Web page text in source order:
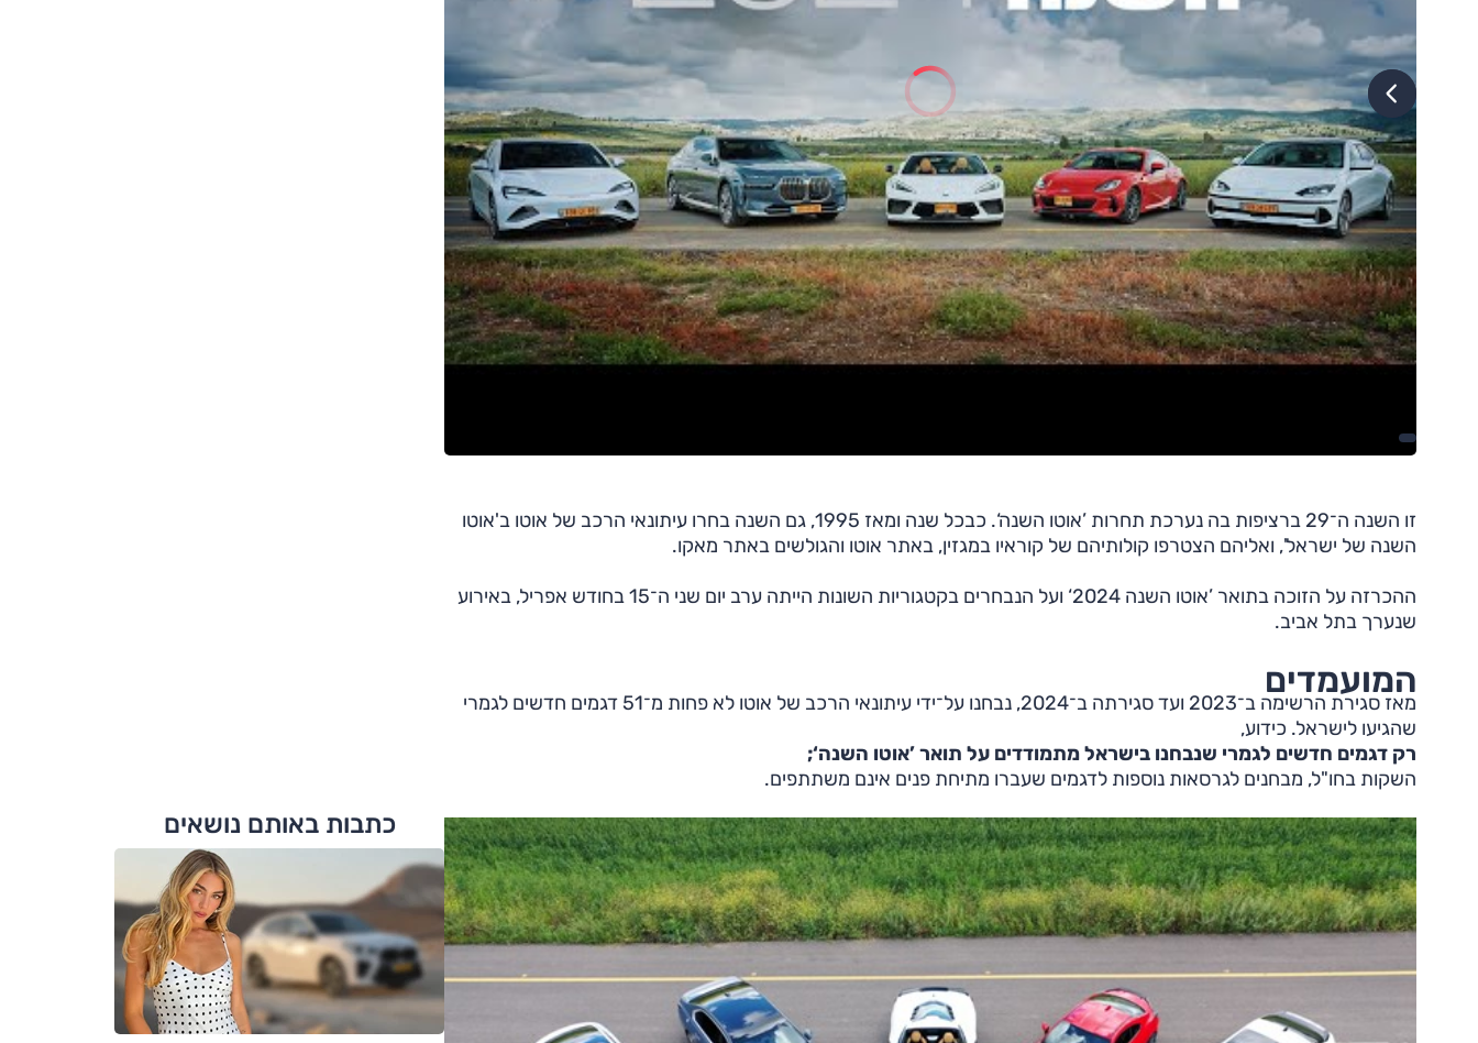
זו השנה ה־29 ברציפות בה נערכת תחרות ’אוטו השנה‘. כבכל שנה ומאז 1995, גם השנה בחרו עיתונאי הרכב של אוטו ב'אוטו
השנה של ישראל', ואליהם הצטרפו קולותיהם של קוראיו במגזין, באתר אוטו והגולשים באתר מאקו.
ההכרזה על הזוכה בתואר ’אוטו השנה 2024‘ ועל הנבחרים בקטגוריות השונות הייתה ערב יום שני ה־15 בחודש אפריל, באירוע
שנערך בתל אביב.
המועמדים
מאז סגירת הרשימה ב־2023 ועד סגירתה ב־2024, נבחנו על־ידי עיתונאי הרכב של אוטו לא פחות מ־51 דגמים חדשים לגמרי
שהגיעו לישראל. כידוע,
רק דגמים חדשים לגמרי שנבחנו בישראל מתמודדים על תואר ’אוטו השנה‘;
השקות בחו"ל, מבחנים לגרסאות נוספות לדגמים שעברו מתיחת פנים אינם משתתפים.
כתבות באותם נושאים